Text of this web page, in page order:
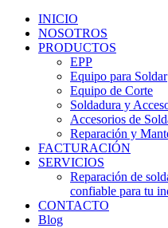
INICIO
NOSOTROS
PRODUCTOS
EPP
Equipo para Soldar
Equipo de Corte
Soldadura y
Accesorios de
Reparación y
FACTURACIÓN
SERVICIOS
Reparación de
confiable para tu
CONTACTO
Blog